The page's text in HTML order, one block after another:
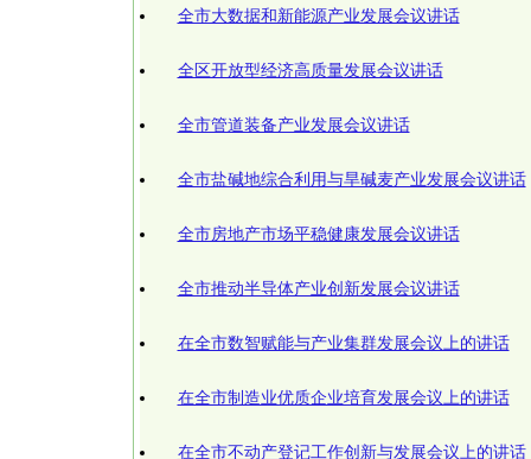
全市大数据和新能源产业发展会议讲话
全区开放型经济高质量发展会议讲话
全市管道装备产业发展会议讲话
全市盐碱地综合利用与旱碱麦产业发展会议讲话
全市房地产市场平稳健康发展会议讲话
全市推动半导体产业创新发展会议讲话
在全市数智赋能与产业集群发展会议上的讲话
在全市制造业优质企业培育发展会议上的讲话
在全市不动产登记工作创新与发展会议上的讲话